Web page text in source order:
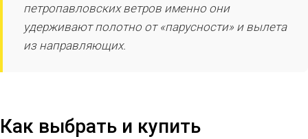
петропавловских ветров именно они
удерживают полотно от «парусности» и вылета
из направляющих.
Как выбрать и купить